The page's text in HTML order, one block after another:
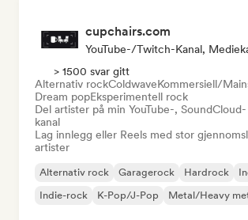
cupchairs.com
> 1500 svar gitt
Alternativ rockColdwaveKommersiell/
Dream popEksperimentell rock
Del artister på min YouTube-,
kanal
Lag innlegg eller Reels med stor
artister
Alternativ rock Garagerock Hardrock
Indie-rock
K-Pop/J-Pop Metal/Heavy